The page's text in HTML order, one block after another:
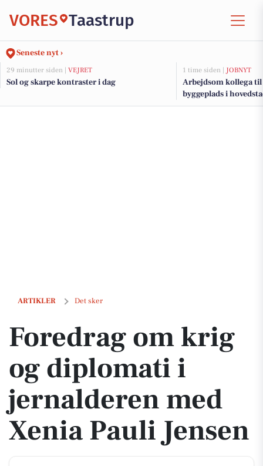
VORES Taastrup
Seneste nyt ›
29 minutter siden | VEJRET
Sol og skarpe kontraster i dag
1 time siden | JOBNYT
Arbejdsom kollega
byggeplads i
ARTIKLER Det sker
Foredrag om krig og diplomati i jernalderen med Xenia Pauli Jensen
Foredrag om krig
og diplomati i
jernalderen med
Xenia Pauli Jensen